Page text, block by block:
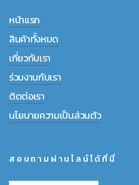
หน้าแรก
สินค้าทั้งหมด
เกี่ยวกับเรา
ร่วมงานกับเรา
ติตต่อเรา
นโยบายความเป็นส่วนตัว
สอบถามผ่านไลน์ได้ที่นี่